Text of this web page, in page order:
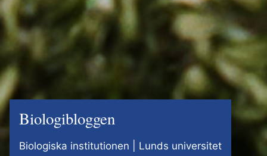
Biologibloggen
Biologiska institutionen | Lunds universitet